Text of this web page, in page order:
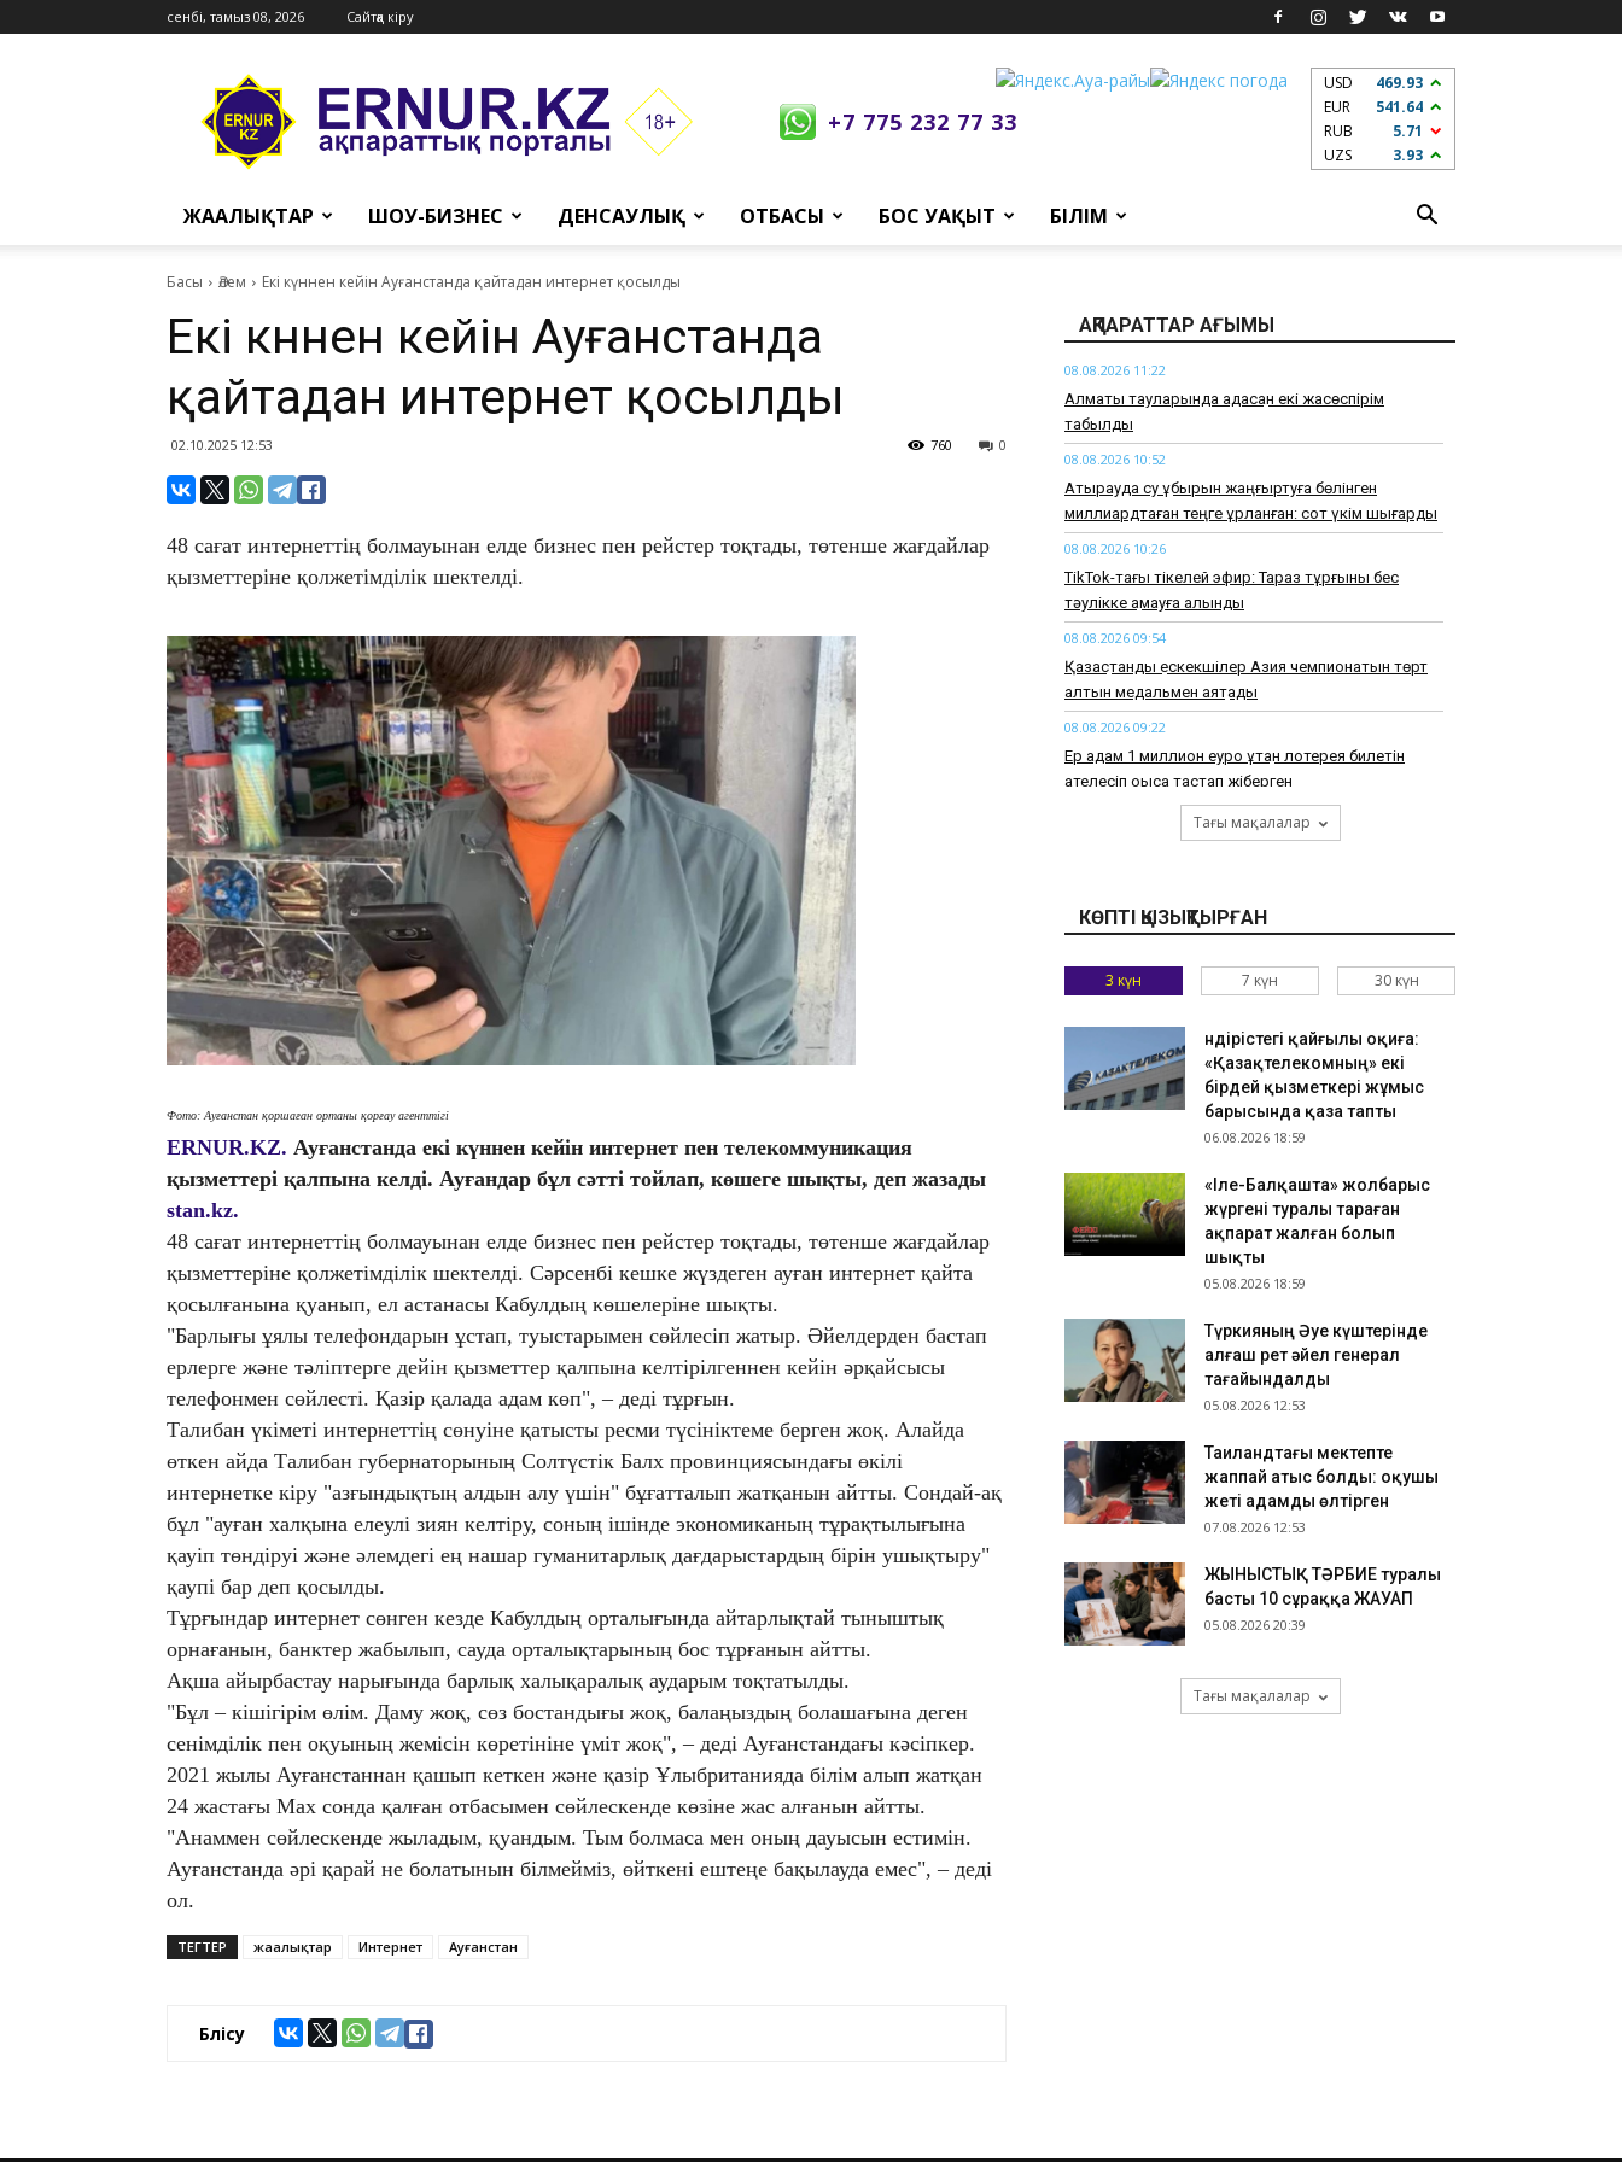
сенбі, тамыз 08, 2026 Сайтқа кіру
Ernur
Press
+7 775 232 77 33
USD
469.93
EUR
541.64
RUB
5.71
UZS
3.93
ЖАҢАЛЫҚТАР ШОУ-БИЗНЕС ДЕНСАУЛЫҚ ОТБАСЫ БОС УАҚЫТ БІЛІМ
Басы Әлем Екі күннен кейін Ауғанстанда қайтадан интернет қосылды
Екі күннен кейін Ауғанстанда
қайтадан интернет қосылды
02.10.2025 12:53 0
760
48 сағат интернеттің болмауынан елде бизнес пен рейстер тоқтады, төтенше жағдайлар
қызметтеріне қолжетімділік шектелді.
Фото: Ауғанстан қоршаған ортаны қорғау агенттігі
ERNUR.KZ. Ауғанстанда екі күннен кейін интернет пен телекоммуникация
қызметтері қалпына келді. Ауғандар бұл сәтті тойлап, көшеге шықты, деп жазады
stan.kz.
48 сағат интернеттің болмауынан елде бизнес пен рейстер тоқтады, төтенше жағдайлар
қызметтеріне қолжетімділік шектелді. Сәрсенбі кешке жүздеген ауған интернет қайта
қосылғанына қуанып, ел астанасы Кабулдың көшелеріне шықты.
"Барлығы ұялы телефондарын ұстап, туыстарымен сөйлесіп жатыр. Әйелдерден бастап
ерлерге және тәліптерге дейін қызметтер қалпына келтірілгеннен кейін әрқайсысы
телефонмен сөйлесті. Қазір қалада адам көп", – деді тұрғын.
Талибан үкіметі интернеттің сөнуіне қатысты ресми түсініктеме берген жоқ. Алайда
өткен айда Талибан губернаторының Солтүстік Балх провинциясындағы өкілі
интернетке кіру "азғындықтың алдын алу үшін" бұғатталып жатқанын айтты. Сондай-ақ
бұл "ауған халқына елеулі зиян келтіру, соның ішінде экономиканың тұрақтылығына
қауіп төндіруі және әлемдегі ең нашар гуманитарлық дағдарыстардың бірін ушықтыру"
қаупі бар деп қосылды.
Тұрғындар интернет сөнген кезде Кабулдың орталығында айтарлықтай тыныштық
орнағанын, банктер жабылып, сауда орталықтарының бос тұрғанын айтты.
Ақша айырбастау нарығында барлық халықаралық аударым тоқтатылды.
"Бұл – кішігірім өлім. Даму жоқ, сөз бостандығы жоқ, балаңыздың болашағына деген
сенімділік пен оқуының жемісін көретініне үміт жоқ", – деді Ауғанстандағы кәсіпкер.
2021 жылы Ауғанстаннан қашып кеткен және қазір Ұлыбританияда білім алып жатқан
24 жастағы Мах сонда қалған отбасымен сөйлескенде көзіне жас алғанын айтты.
"Анаммен сөйлескенде жыладым, қуандым. Тым болмаса мен оның дауысын естимін.
Ауғанстанда әрі қарай не болатынын білмейміз, өйткені ештеңе бақылауда емес", – деді
ол.
ТЕГТЕР жаңалықтар Интернет Ауғанстан
Бөлісу
АҚПАРАТТАР АҒЫМЫ
08.08.2026 11:22
Алматы тауларында адасқан екі жасөспірім
табылды
08.08.2026 10:52
Атырауда су құбырын жаңғыртуға бөлінген
миллиардтаған теңге ұрланған: сот үкім шығарды
08.08.2026 10:26
TikTok-тағы тікелей эфир: Тараз тұрғыны бес
тәулікке қамауға алынды
08.08.2026 09:54
Қазақстандық ескекшілер Азия чемпионатын төрт
алтын медальмен аяқтады
08.08.2026 09:22
Ер адам 1 миллион еуро ұтқан лотерея билетін
қателесіп қоқысқа тастап жіберген
​20, 30, 40 ЖАСТАҒЫ ЛИБИДО: Әйелдің
07.08.2026 20:35
​ШЫНАЙЫ оқиғаға негізделген ЕҢ АУЫР кәріс
07.08.2026 18:59
Мемлекет басшысы Солтүстік Қазақстан
облысының құрылғанына 90 жыл толуына
арналған салтанатты жиынға қатысушыларды
құттықтады
қатарына енді
07.08.2026 18:46
Марқұм Нұрай Серікбайдың туыстары
айыпталушыдан 10 миллиард теңге моральдық
Тағы мақалалар
КӨПТІ ҚЫЗЫҚТЫРҒАН
3 күн 7 күн 30 күн
Өндірістегі қайғылы оқиға:
«Қазақтелекомның» екі
бірдей қызметкері жұмыс
барысында қаза тапты
06.08.2026 18:59
«Іле-Балқашта» жолбарыс
жүргені туралы тараған
ақпарат жалған болып
шықты
05.08.2026 18:59
Түркияның Әуе күштерінде
алғаш рет әйел генерал
тағайындалды
05.08.2026 12:53
Таиландтағы мектепте
жаппай атыс болды: оқушы
жеті адамды өлтірген
07.08.2026 12:53
ЖЫНЫСТЫҚ ТӘРБИЕ туралы
басты 10 сұраққа ЖАУАП
05.08.2026 20:39
Тағы мақалалар